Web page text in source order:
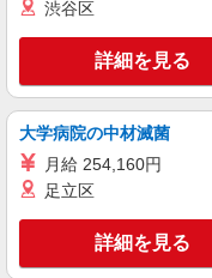
渋谷区
詳細を見る
大学病院の中材滅菌
月給 254,160円
足立区
詳細を見る